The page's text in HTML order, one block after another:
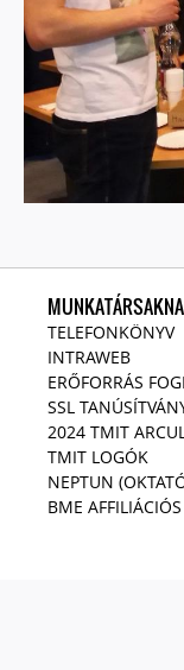
TELEFONKÖNYV
INTRAWEB
ERŐFORRÁS
SSL
2024 TMIT
TMIT LOGÓK
NEPTUN
BME